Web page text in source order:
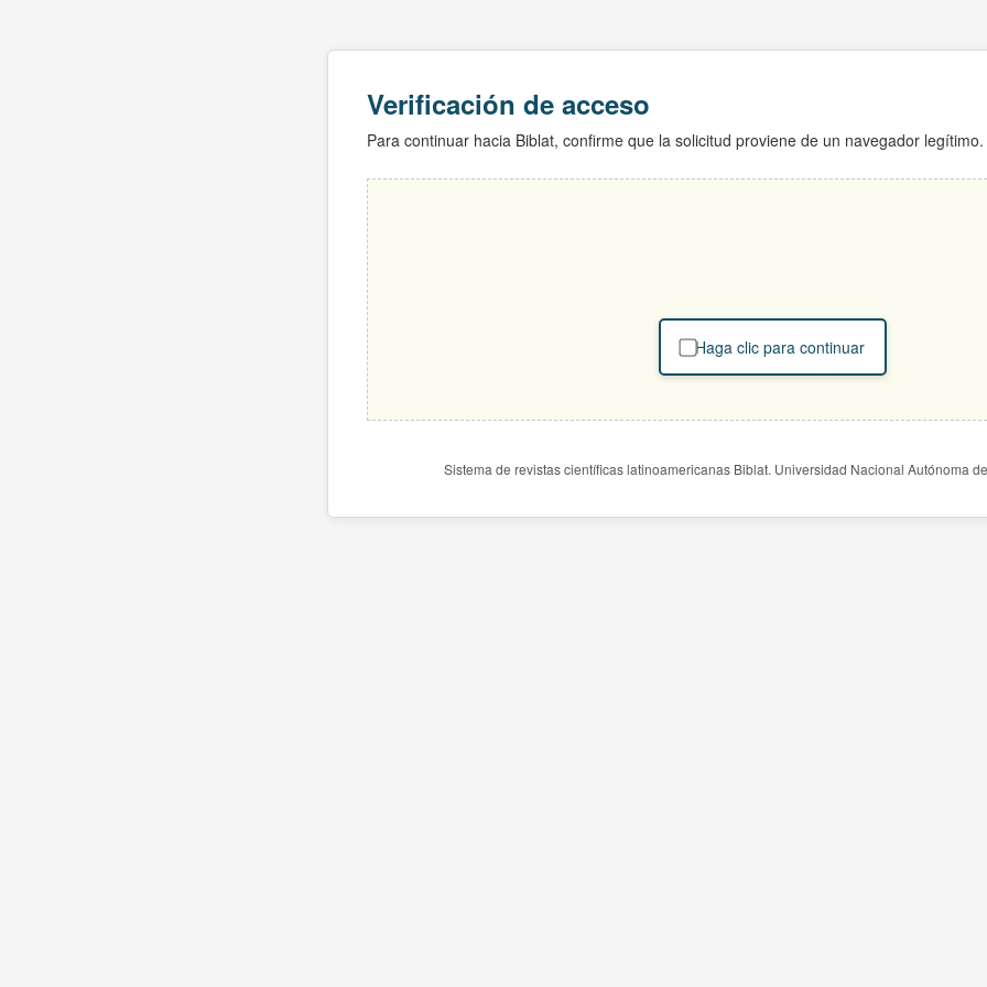
Verificación de acceso
Para continuar hacia Biblat, confirme que la solicitud proviene de un navegador legítimo.
Haga clic para continuar
Sistema de revistas científicas latinoamericanas Biblat. Universidad Nacional Autónoma